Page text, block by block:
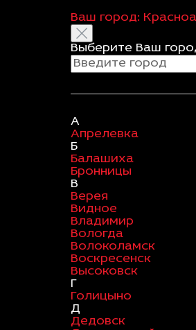
Ваш город:
Выберите Ваш
А
Апрелевка
Б
Балашиха
Бронницы
В
Верея
Видное
Владимир
Вологда
Волоколамск
Воскресенск
Высоковск
Г
Голицыно
Д
Дедовск